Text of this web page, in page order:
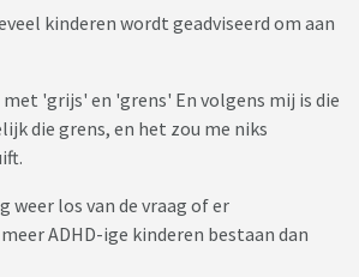
kinderen wordt geadviseerd om aan
'grijs' en 'grens' En volgens mij is die
die grens, en het zou me niks
weer los van de vraag of er
ADHD-ige kinderen bestaan dan